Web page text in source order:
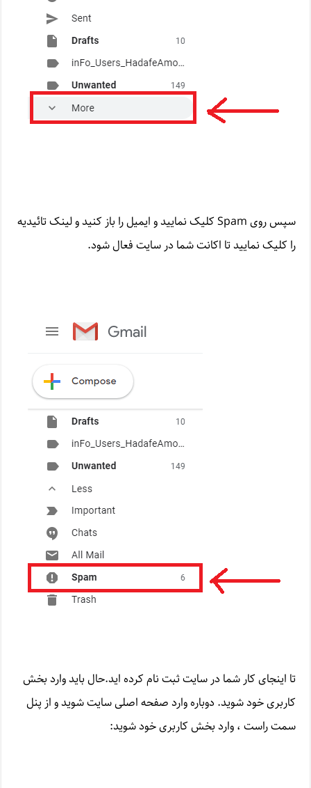
سپس روی Spam کلیک نمایید و ایمیل را باز کنید و لینک تائیدیه
را کلیک نمایید تا اکانت شما در سایت فعال شود.
تا اینجای کار شما در سایت ثبت نام کرده اید.حال باید وارد بخش
کاربری خود شوید. دوباره وارد صفحه اصلی سایت شوید و از پنل
سمت راست ، وارد بخش کاربری خود شوید: